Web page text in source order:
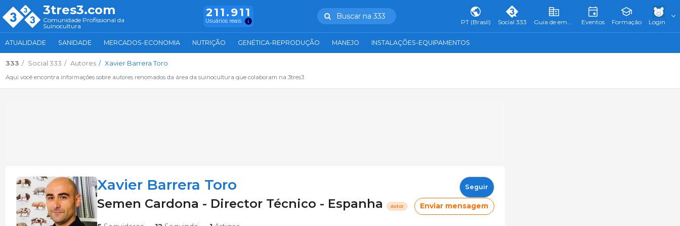
3tres3.com
Comunidade Profissional da
Suinocultura
211.911
Usuários reais
Buscar na 333
PT (Brasil) Social 333 Guia de empresas Eventos Formação Login
ATUALIDADE SANIDADE MERCADOS-ECONOMIA NUTRIÇÃO GENÉTICA-REPRODUÇÃO MANEJO INSTALAÇÕES-EQUIPAMENTOS
333 Social 333 Autores Xavier Barrera Toro
Aqui você encontra informações sobre autores renomados da área da suinocultura que colaboram na 3tres3
Xavier Barrera Toro
Semen Cardona - Director Técnico - Espanha Autor
Seguir
Enviar mensagem